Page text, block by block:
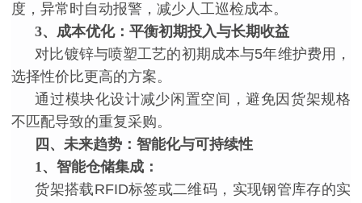
度，异常时自动报警，减少人工巡检成本。
3、 成本优化：平衡初期投入与长期收益
对比镀锌与喷塑工艺的初期成本与5年维护费用，
选择性价比更高的方案。
通过模块化设计减少闲置空间，避免因货架规格
不匹配导致的重复采购。
四、未来趋势：智能化与可持续性
1、智能仓储集成：
货架搭载RFID标签或二维码，实现钢管库存的实